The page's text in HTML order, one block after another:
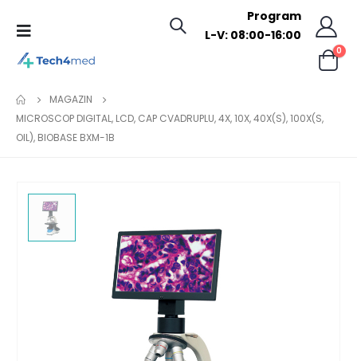
Program
L-V: 08:00-16:00
0
MAGAZIN
MICROSCOP DIGITAL, LCD, CAP CVADRUPLU, 4X, 10X, 40X(S), 100X(S,
OIL), BIOBASE BXM-1B